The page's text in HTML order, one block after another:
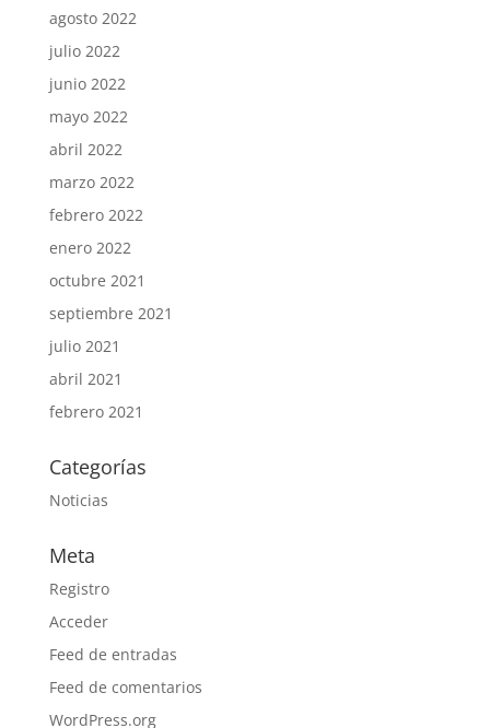
agosto 2022
julio 2022
junio 2022
mayo 2022
abril 2022
marzo 2022
febrero 2022
enero 2022
octubre 2021
septiembre 2021
julio 2021
abril 2021
febrero 2021
Categorías
Noticias
Meta
Registro
Acceder
Feed de entradas
Feed de comentarios
WordPress.org